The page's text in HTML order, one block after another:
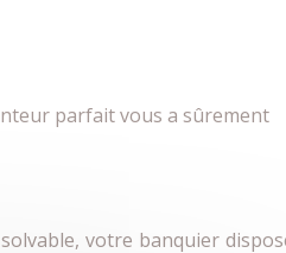
parfait vous a sûrement
votre banquier